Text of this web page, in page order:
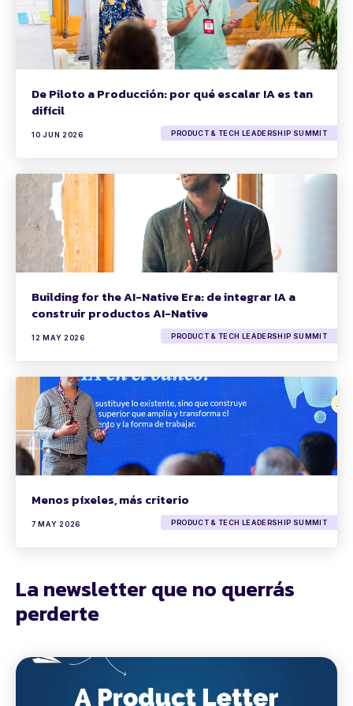
De Piloto a Producción: por qué escalar IA es tan
difícil
10 JUN 2026 PRODUCT & TECH LEADERSHIP SUMMIT
Building for the AI-Native Era: de integrar IA a
construir productos AI-Native
12 MAY 2026 PRODUCT & TECH LEADERSHIP SUMMIT
Menos píxeles, más criterio
7 MAY 2026 PRODUCT & TECH LEADERSHIP SUMMIT
La newsletter que no querrás
perderte